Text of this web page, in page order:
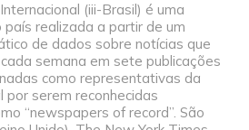
(iii-Brasil) é uma
realizada a partir de um
de dados sobre notícias que
semana em sete publicações
como representativas da
por serem reconhecidas
“newspapers of record”. São